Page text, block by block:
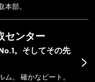
部。
>
センター
。そしてその先
。 確かなビート。